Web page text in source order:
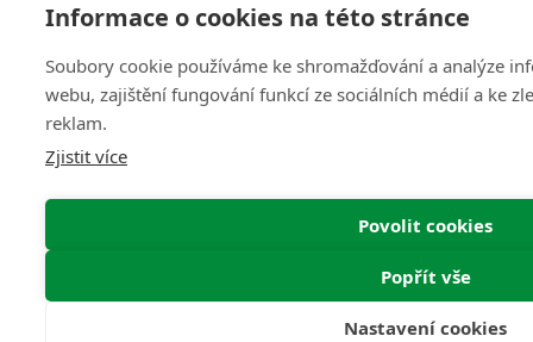
Informace o cookies na této stránce
Soubory cookie používáme ke shromažďování a analýze
webu, zajištění fungování funkcí ze sociálních médií a ke
reklam.
Zjistit více
Povolit cookies
Popřít vše
Nastavení cookies